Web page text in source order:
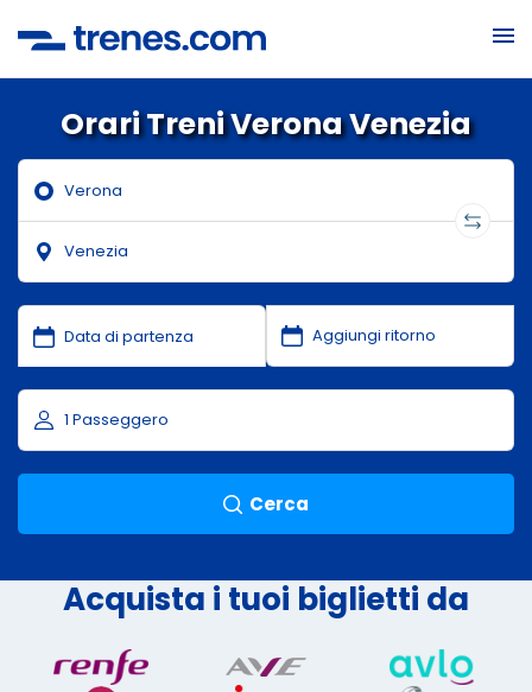
Orari Treni Verona Venezia
Cerca
Acquista i tuoi biglietti da